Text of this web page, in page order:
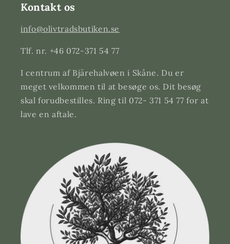
Kontakt os
info@olivtradsbutiken.se
Tlf. nr. +46 072-371 54 77
I centrum af Bjärehalvøen i Skåne. Du er
meget velkommen til at besøge os. Dit besøg
skal forudbestilles. Ring til 072- 371 54 77 for at
lave en aftale.